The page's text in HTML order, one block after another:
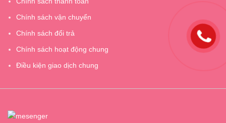
Chính sách vận chuyển
Chính sách đổi trả
Chính sách hoạt động chung
Điều kiện giao dịch chung